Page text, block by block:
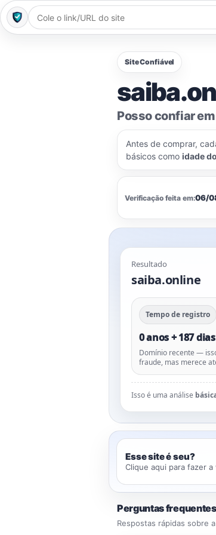
Site Confiável
Posso confiar
Antes de comprar,
básicos como idade
Verificação feita em:06/
Resultado
saiba.online
Tempo de registro
0 anos + 187 dias
Domínio recente —
fraude, mas merece
Isso é uma análise
Esse site é seu?
Clique aqui para fazer a
Perguntas frequentes
Respostas rápidas sobre